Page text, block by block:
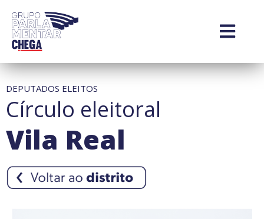
DEPUTADOS ELEITOS
Círculo eleitoral
Vila Real